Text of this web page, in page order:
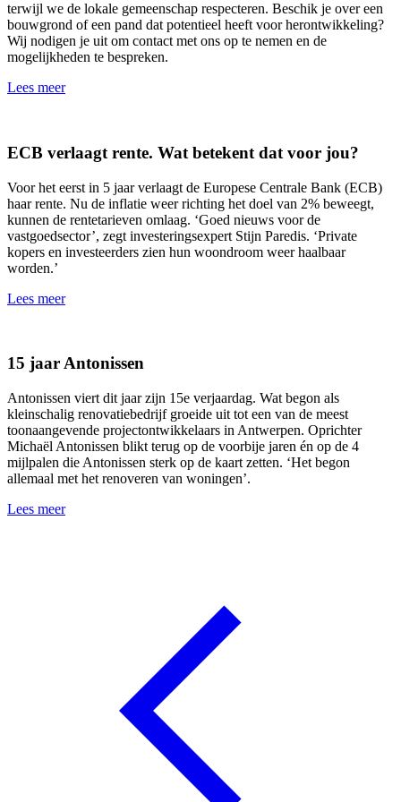
terwijl we de lokale gemeenschap respecteren. Beschik je over een
bouwgrond of een pand dat potentieel heeft voor herontwikkeling?
Wij nodigen je uit om contact met ons op te nemen en de
mogelijkheden te bespreken.
Lees meer
ECB verlaagt rente. Wat betekent dat voor jou?
Voor het eerst in 5 jaar verlaagt de Europese Centrale Bank (ECB)
haar rente. Nu de inflatie weer richting het doel van 2% beweegt,
kunnen de rentetarieven omlaag. ‘Goed nieuws voor de
vastgoedsector’, zegt investeringsexpert Stijn Paredis. ‘Private
kopers en investeerders zien hun woondroom weer haalbaar
worden.’
Lees meer
15 jaar Antonissen
Antonissen viert dit jaar zijn 15e verjaardag. Wat begon als
kleinschalig renovatiebedrijf groeide uit tot een van de meest
toonaangevende projectontwikkelaars in Antwerpen. Oprichter
Michaël Antonissen blikt terug op de voorbije jaren én op de 4
mijlpalen die Antonissen sterk op de kaart zetten. ‘Het begon
allemaal met het renoveren van woningen’.
Lees meer